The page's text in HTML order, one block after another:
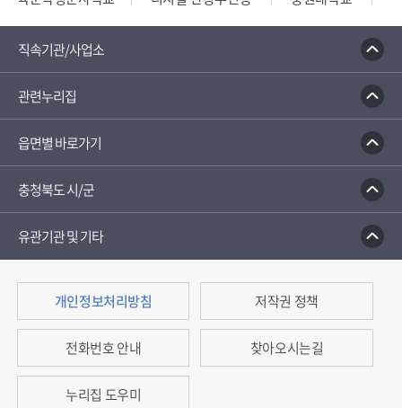
직속기관/사업소
관련누리집
읍면별 바로가기
충청북도 시/군
유관기관 및 기타
개인정보처리방침 저작권 정책
전화번호 안내 찾아오시는길
누리집 도우미